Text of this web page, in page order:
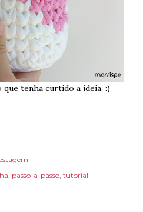
tenha curtido a ideia. :)
passo-a-passo tutorial